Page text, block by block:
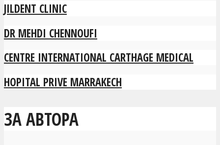
JILDENT CLINIC
DR MEHDI CHENNOUFI
CENTRE INTERNATIONAL CARTHAGE MEDICAL
HOPITAL PRIVE MARRAKECH
ЗА АВТОРА